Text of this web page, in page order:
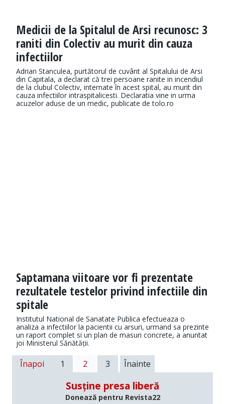
Medicii de la Spitalul de Arsi recunosc: 3
raniti din Colectiv au murit din cauza
infectiilor
Adrian Stanculea, purtătorul de cuvânt al Spitalului de Arsi
din Capitala, a declarat că trei persoane ranite in incendiul
de la clubul Colectiv, internate în acest spital, au murit din
cauza infectiilor intraspitalicesti. Declaratia vine in urma
acuzelor aduse de un medic, publicate de tolo.ro
Saptamana viitoare vor fi prezentate
rezultatele testelor privind infectiile din
spitale
Institutul National de Sanatate Publica efectueaza o
analiza a infectiilor la pacientii cu arsuri, urmand sa prezinte
un raport complet si un plan de masuri concrete, a anuntat
joi Ministerul Sănătății.
Înapoi 1 2 3 Înainte
Susține presa liberă
Donează pentru Revista22